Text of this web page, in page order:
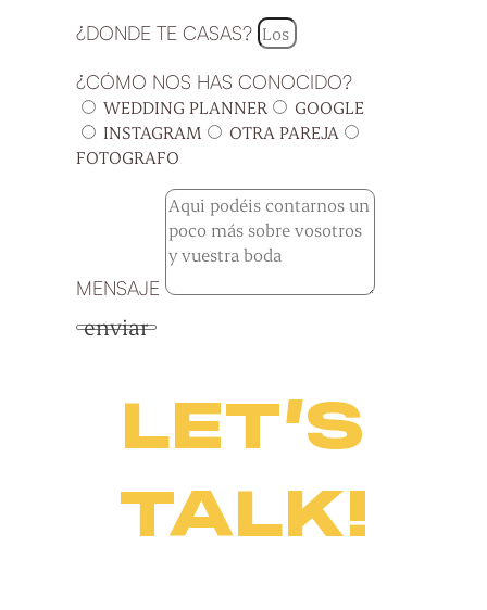
¿DONDE TE CASAS?
¿CÓMO NOS HAS CONOCIDO?
WEDDING PLANNER
GOOGLE
INSTAGRAM
OTRA PAREJA
FOTOGRAFO
MENSAJE
enviar
LET’S
TALK!